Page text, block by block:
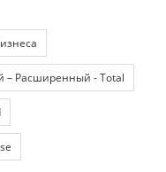
– Расширенный - Total